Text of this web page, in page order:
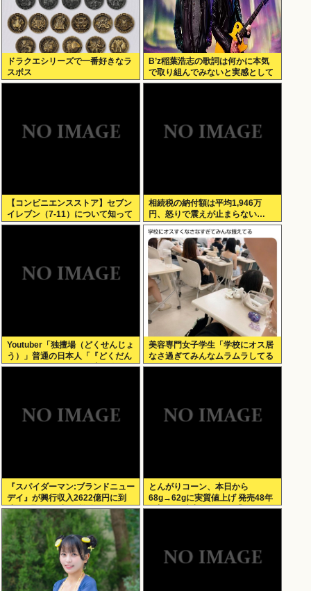
ドラクエシリーズで一番好きなラ
スボス
B’z稲葉浩志の歌詞は何かに本気
で取り組んでみないと実感として
わからない
【コンビニエンスストア】セブン
イレブン（7-11）について知って
いること
相続税の納付額は平均1,946万
円、怒りで震えが止まらない…
Youtuber「独擅場（どくせんじょ
う）」普通の日本人「『どくだん
じょう』ね もしかして中国人？」
美容専門女子学生「学校にオス居
なさ過ぎてみんなムラムラしてる
」
『スパイダーマン:ブランドニュー
デイ』が興行収入2622億円に到
達！2週目も好調に推移へ
とんがりコーン、本日から
68g→62gに実質値上げ 発売48年
で初の箱縮小 メーカー「CO2も